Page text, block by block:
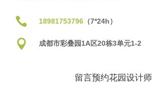
 18981753796（7*24h）
 成都市彩叠园1A区20栋3单元1-2
留言预约花园设计师